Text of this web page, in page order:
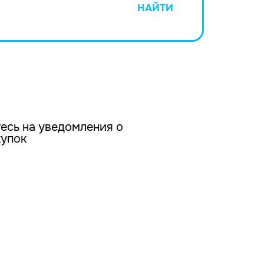
НАЙТИ
на уведомления о